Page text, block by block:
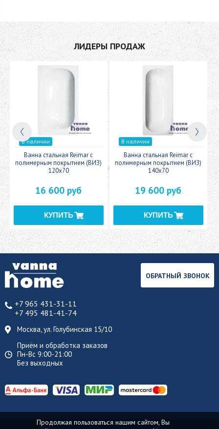
ЛИДЕРЫ ПРОДАЖ
В наличии
Ванна стальная Reimar с
полимерным покрытием (ВИЗ)
120x70
16 600 руб
В наличии
Ванна стальная Reimar с
полимерным покрытием (ВИЗ)
140x70
19 600 руб
+7 965 431-31-11
+7 495 481-41-74
Москва, ул. Голубинская 15/10
Приём и обработка заказов
Пн-Вс 9:00-21:00
Без выходных
ОБРАТНЫЙ ЗВОНОК
Продолжая пользоваться нашим сайтом, Вы